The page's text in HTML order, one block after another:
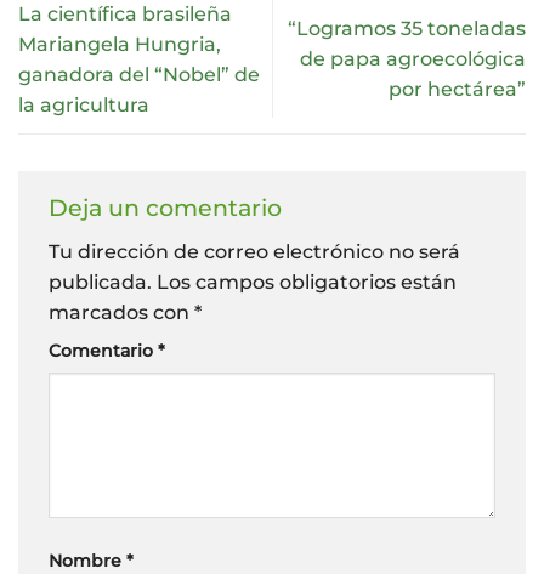
La científica brasileña
Mariangela Hungria,
ganadora del “Nobel” de
la agricultura
“Logramos 35 toneladas
de papa agroecológica
por hectárea”
Deja un comentario
Tu dirección de correo electrónico no será
publicada. Los campos obligatorios están
marcados con *
Comentario *
Nombre *